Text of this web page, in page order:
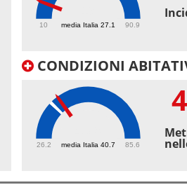
media Italia 27.1
10 90.9
CONDIZIONI
media Italia 40.7
26.2 85.6